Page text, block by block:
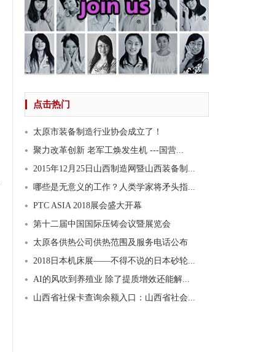
点击热门
太原市装备制造行业协会成立了！
聚力改革创新 老军工焕发生机 ---国营...
2015年12月25日山西制造网暨山西装备制...
哪些是无意义的工作？人类学家将矛头指...
PTC ASIA 2018展会盛大开幕
第十二届中国国际压铸会议暨展览会
太原各供热公司供热范围及服务电话公布
2018日本机床展——不得不说的日本砂轮...
AI的风吹到养殖业 除了提质增效还能解...
山西省社保卡查询余额入口：山西省社会...